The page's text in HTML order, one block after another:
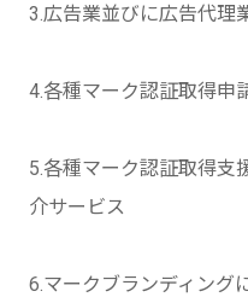
3.広告業並びに広告代理
4.各種マーク認証取得申
5.各種マーク認証取得支
介サービス
6.マークブランディング